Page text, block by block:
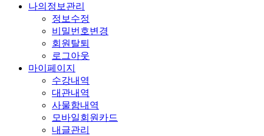
나의정보관리
정보수정
비밀번호변경
회원탈퇴
로그아웃
마이페이지
수강내역
대관내역
사물함내역
모바일회원카드
내글관리